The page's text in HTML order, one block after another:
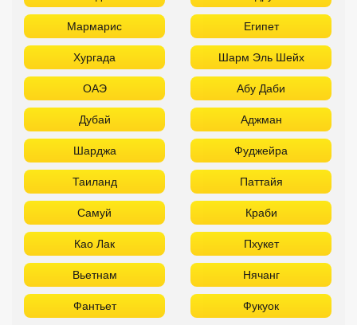
Мармарис Египет
Хургада Шарм Эль Шейх
ОАЭ Абу Даби
Дубай Аджман
Шарджа Фуджейра
Таиланд Паттайя
Самуй Краби
Као Лак Пхукет
Вьетнам Нячанг
Фантьет Фукуок